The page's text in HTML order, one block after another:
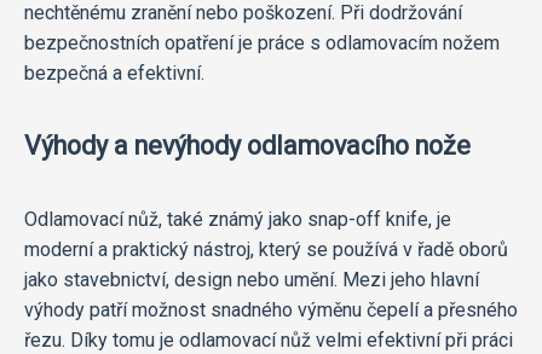
nechtěnému zranění nebo poškození. Při dodržování
bezpečnostních opatření je práce s odlamovacím nožem
bezpečná a efektivní.
Výhody a nevýhody odlamovacího nože
Odlamovací nůž, také známý jako snap-off knife, je
moderní a praktický nástroj, který se používá v řadě oborů
jako stavebnictví, design nebo umění. Mezi jeho hlavní
výhody patří možnost snadného výměnu čepelí a přesného
řezu. Díky tomu je odlamovací nůž velmi efektivní při práci